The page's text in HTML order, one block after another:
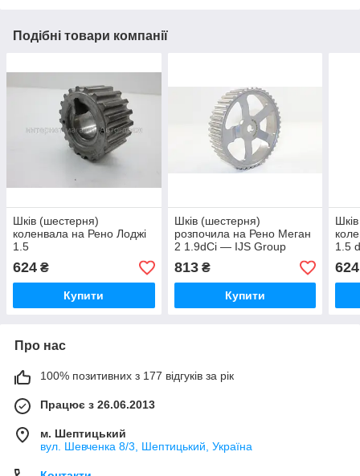
Подібні товари компанії
Шків (шестерня)
коленвала на Рено Лоджі
1.5
dCi(K9K830/846/856/838/666)
— METALCAUCHO
(Іспанія) - MC5543
624 ₴
Купити
Шків (шестерня)
розпочила на Рено Меган
2 1.9dCi — IJS Group
(Іспанія) 181002
813₴
Купити
1.5
624
Про нас
100% позитивних з 177 відгуків за рік
Працює з 26.06.2013
м. Шептицький
вул. Шевченка 8/3, Шептицький, Україна